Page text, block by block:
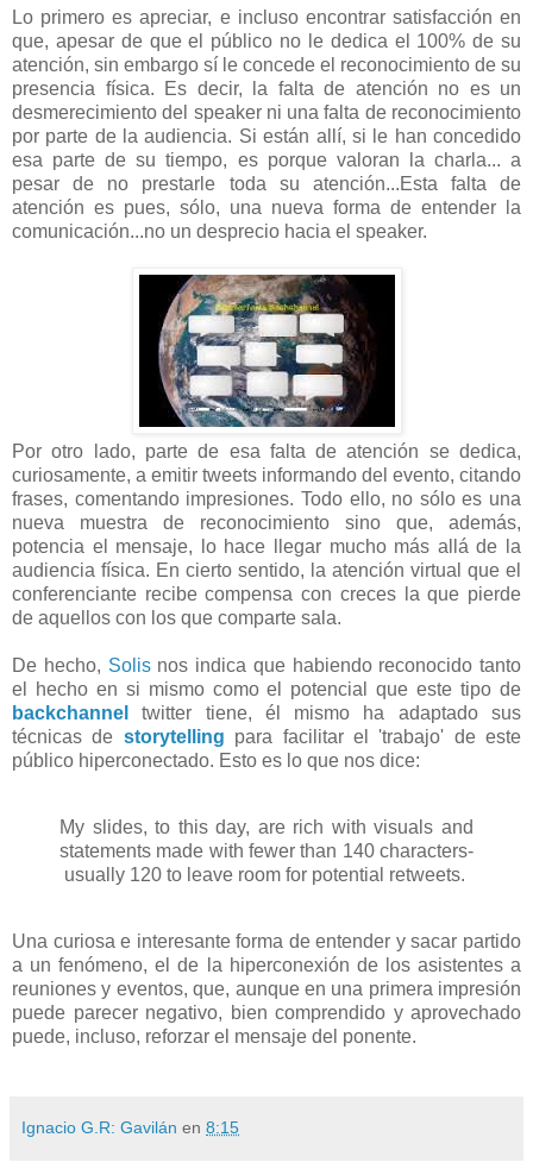
Lo primero es apreciar, e incluso encontrar satisfacción en
que, apesar de que el público no le dedica el 100% de su
atención, sin embargo sí le concede el reconocimiento de su
presencia física. Es decir, la falta de atención no es un
desmerecimiento del speaker ni una falta de reconocimiento
por parte de la audiencia. Si están allí, si le han concedido
esa parte de su tiempo, es porque valoran la charla... a
pesar de no prestarle toda su atención...Esta falta de
atención es pues, sólo, una nueva forma de entender la
comunicación...no un desprecio hacia el speaker.
Por otro lado, parte de esa falta de atención se dedica,
curiosamente, a emitir tweets informando del evento, citando
frases, comentando impresiones. Todo ello, no sólo es una
nueva muestra de reconocimiento sino que, además,
potencia el mensaje, lo hace llegar mucho más allá de la
audiencia física. En cierto sentido, la atención virtual que el
conferenciante recibe compensa con creces la que pierde
de aquellos con los que comparte sala.
De hecho, Solisnos indica que habiendo reconocido tanto
el hecho en si mismo como el potencial que este tipo de
backchannel
twitter tiene, él mismo ha adaptado sus
técnicas de storytelling para facilitar el 'trabajo' de este
público hiperconectado. Esto es lo que nos dice:
My slides, to this day, are rich with visuals and
statements made with fewer than 140 characters-
usually 120 to leave room for potential retweets.
Una curiosa e interesante forma de entender y sacar partido
a un fenómeno, el de la hiperconexión de los asistentes a
reuniones y eventos, que, aunque en una primera impresión
puede parecer negativo, bien comprendido y aprovechado
puede, incluso, reforzar el mensaje del ponente.
Ignacio G.R: Gavilán en 8:15